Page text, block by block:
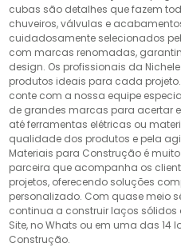
cubas são detalhes que fazem
chuveiros, válvulas e
cuidadosamente selecionados
com marcas renomadas,
design. Os profissionais da
produtos ideais para cada
conte com a nossa equipe
de grandes marcas para acertar
até ferramentas elétricas ou
qualidade dos produtos e pela
Materiais para Construção é
parceira que acompanha os
projetos, oferecendo soluções
personalizado. Com quase meio
continua a construir laços sólidos
Site, no Whats ou em uma das 14
Construção.